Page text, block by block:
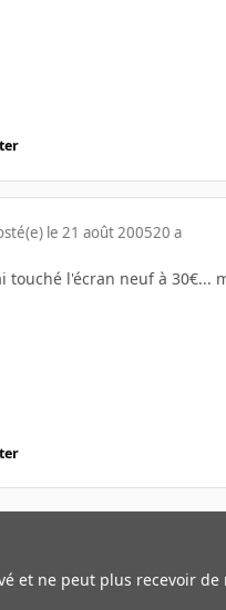
le 21 août 200520 a
touché l'écran neuf à
et ne peut plus recevoir de